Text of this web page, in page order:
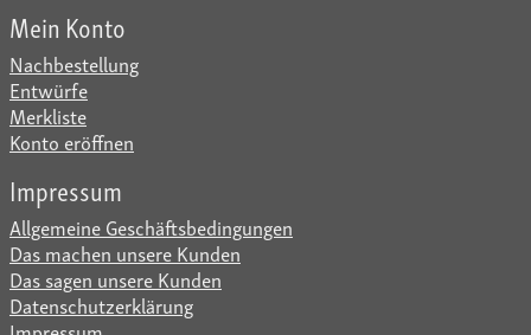
Mein Konto
Nachbestellung
Entwürfe
Merkliste
Konto eröffnen
Impressum
Allgemeine Geschäftsbedingungen
Das machen unsere Kunden
Das sagen unsere Kunden
Datenschutzerklärung